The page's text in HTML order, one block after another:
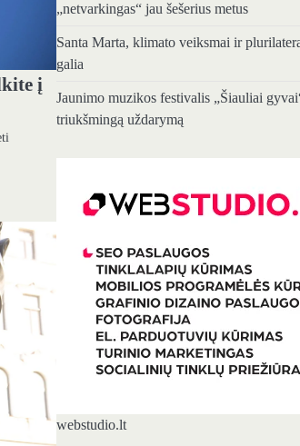
į
„netvarkingas“ jau šešerius metus
Santa Marta, klimato veiksmai ir
galia
Jaunimo muzikos festivalis „Šiauliai
triukšmingą uždarymą
webstudio.lt